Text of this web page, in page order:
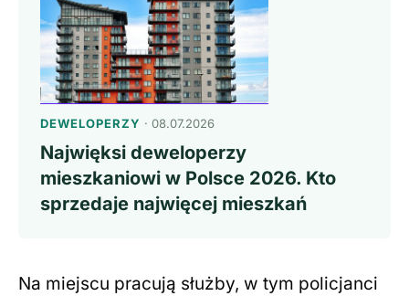
DEWELOPERZY · 08.07.2026
Najwięksi deweloperzy
mieszkaniowi w Polsce 2026. Kto
sprzedaje najwięcej mieszkań
Na miejscu pracują służby, w tym policjanci